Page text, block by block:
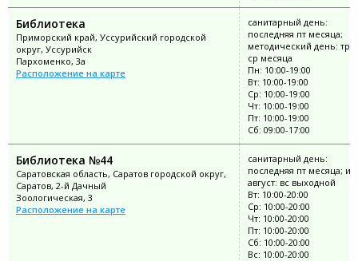
Библиотека
Приморский край, Уссурийский городской
округ, Уссурийск
Пархоменко, 3а
Расположение на карте
санитарный день:
последняя пт месяца;
методический день:
ср месяца
Пн: 10:00-19:00
Вт: 10:00-19:00
Ср: 10:00-19:00
Чт: 10:00-19:00
Пт: 10:00-19:00
Сб: 09:00-17:00
Библиотека №44
Саратовская область, Саратов городской округ,
Саратов, 2-й Дачный
Зоологическая, 3
Расположение на карте
санитарный день:
последняя пт месяца;
август: вс выходной
Вт: 10:00-20:00
Ср: 10:00-20:00
Чт: 10:00-20:00
Пт: 10:00-20:00
Сб: 10:00-20:00
Вс: 10:00-20:00